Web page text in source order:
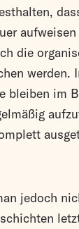
die
werden.
bleiben im
jedoch